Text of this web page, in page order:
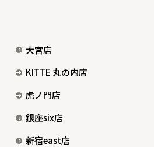
大宮店
KITTE 丸の内店
虎ノ門店
銀座six店
新宿east店